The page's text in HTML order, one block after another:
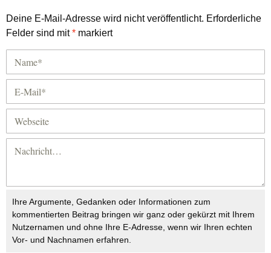
Deine E-Mail-Adresse wird nicht veröffentlicht. Erforderliche
Felder sind mit* markiert
Ihre Argumente, Gedanken oder Informationen zum
kommentierten Beitrag bringen wir ganz oder gekürzt mit Ihrem
Nutzernamen und ohne Ihre E-Adresse, wenn wir Ihren echten
Vor- und Nachnamen erfahren.